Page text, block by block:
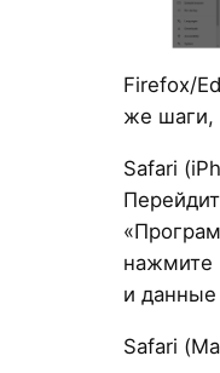
Firefox/
же шаги,
Safari
нажмите
и данные
Safari